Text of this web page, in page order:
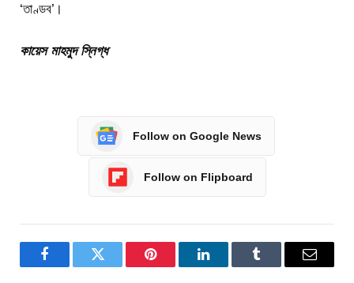
‘তাণ্ডব’।
কায়েস মাহমুদ স্নিগ্ধ
Follow on Google News
Follow on Flipboard
FacebookTwitter Pinterest LinkedInTumblr Email